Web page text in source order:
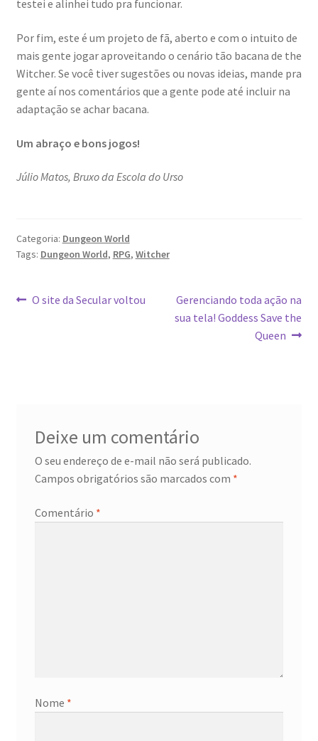
testei e alinhei tudo pra funcionar.
Por fim, este é um projeto de fã, aberto e com o intuito de
mais gente jogar aproveitando o cenário tão bacana de the
Witcher. Se você tiver sugestões ou novas ideias, mande pra
gente aí nos comentários que a gente pode até incluir na
adaptação se achar bacana.
Um abraço e bons jogos!
Júlio Matos, Bruxo da Escola do Urso
Categoria: Dungeon World
Tags: Dungeon World, RPG, Witcher
Navegação
Post
O site da Secular voltou
Próximo
post:
Gerenciando toda ação na
sua tela! Goddess Save the
Queen
Deixe um comentário
O seu endereço de e-mail não será publicado.
Campos obrigatórios são marcados com *
Comentário *
Nome *